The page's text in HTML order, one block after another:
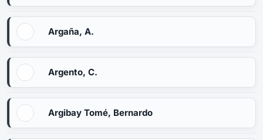
Argaña, A.
Argento, C.
Argibay Tomé, Bernardo